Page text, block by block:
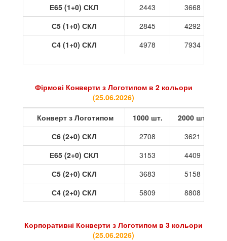
Е65 (1+0) СКЛ 2443
3668
С5 (1+0) СКЛ
2845
4292
С4 (1+0) СКЛ
4978 7934
Фірмові Конверти з Логотипом в 2 кольори
(25.06.2026)
Конверт з Логотипом
1000 шт. 2000 шт.
С6 (2+0) СКЛ
2708
3621
Е65 (2+0) СКЛ
3153
4409
С5 (2+0) СКЛ
3683
5158
С4 (2+0) СКЛ
5809 8808
Корпоративні Конверти з Логотипом в 3 кольори
(25.06.2026)